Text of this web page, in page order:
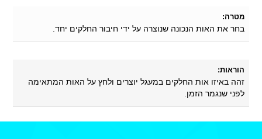
מטרה:
בחר את האות הנכונה שנוצרה על ידי חיבור החלקים יחד.
הוראות:
זהה באיזו אות החלקים במעגל יוצרים ולחץ על האות המתאימה
לפני שנגמר הזמן.